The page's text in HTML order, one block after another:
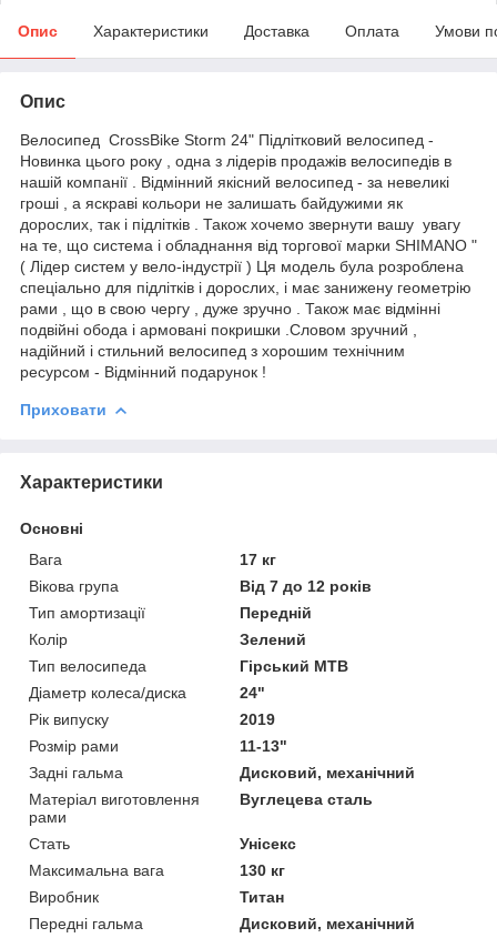
Опис Характеристики Доставка Оплата Умови
Опис
Велосипед CrossBike Storm 24" Підлітковий велосипед -
Новинка цього року , одна з лідерів продажів велосипедів в
нашій компанії . Відмінний якісний велосипед - за невеликі
гроші , а яскраві кольори не залишать байдужими як
дорослих, так і підлітків . Також хочемо звернути вашу увагу
на те, що система і обладнання від торгової марки SHIMANO "
( Лідер систем у вело-індустрії ) Ця модель була розроблена
спеціально для підлітків і дорослих, і має занижену геометрію
рами , що в свою чергу , дуже зручно . Також має відмінні
подвійні обода і армовані покришки .Словом зручний ,
надійний і стильний велосипед з хорошим технічним
ресурсом - Відмінний подарунок !
Приховати
Характеристики
Основні
Вага
17 кг
Вікова група
Від 7 до 12 років
Тип амортизації
Передній
Колір
Зелений
Тип велосипеда
Гірський MTB
Діаметр колеса/диска
24"
Рік випуску
2019
Розмір рами
11-13"
Задні гальма
Дисковий, механічний
Матеріал виготовлення
рами
Вуглецева сталь
Стать
Унісекс
Максимальна вага
130 кг
Виробник
Титан
Передні гальма
Дисковий, механічний